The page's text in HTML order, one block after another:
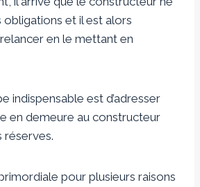
et il est alors
en le mettant en
indispensable est d’adresser
en demeure au constructeur
réserves.
pour plusieurs raisons